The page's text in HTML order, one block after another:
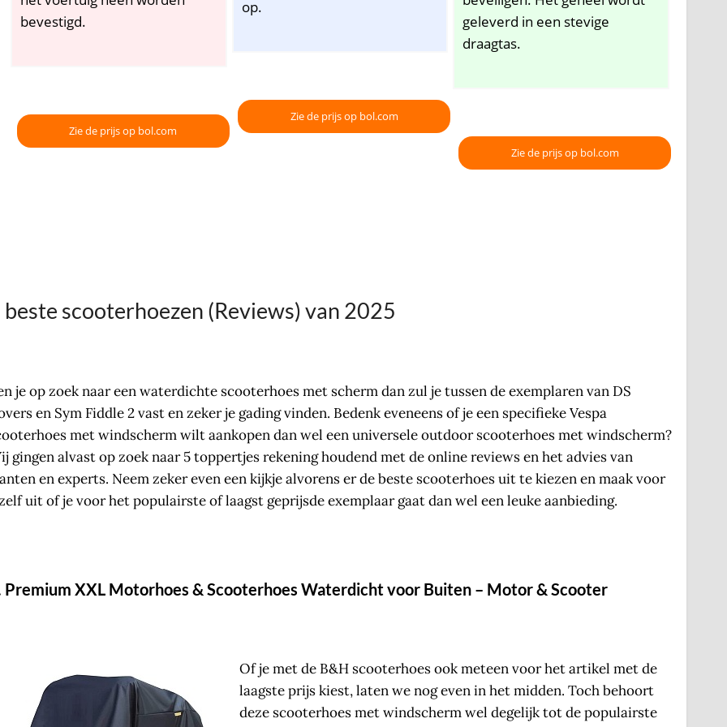
bevestigd.
Zie de prijs op bol.com
op.
Zie de prijs op bol.com
geleverd in een stevige
draagtas.
Zie de prijs op bol.com
beste scooterhoezen (Reviews) van 2025
je op zoek naar een waterdichte scooterhoes met scherm dan zul je tussen de exemplaren van DS
en Sym Fiddle 2 vast en zeker je gading vinden. Bedenk eveneens of je een specifieke Vespa
met windscherm wilt aankopen dan wel een universele outdoor scooterhoes met windscherm?
gingen alvast op zoek naar 5 toppertjes rekening houdend met de online reviews en het advies van
en experts. Neem zeker even een kijkje alvorens er de beste scooterhoes uit te kiezen en maak voor
uit of je voor het populairste of laagst geprijsde exemplaar gaat dan wel een leuke aanbieding.
Premium XXL Motorhoes & Scooterhoes Waterdicht voor Buiten – Motor & Scooter
Of je met de B&H scooterhoes ook meteen voor het artikel met de
laagste prijs kiest, laten we nog even in het midden. Toch behoort
deze scooterhoes met windscherm wel degelijk tot de populairste